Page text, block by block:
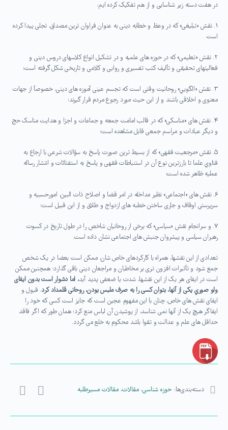
در هفت دسته زیر شناسایی و از هم تفکیک کرده ایم:
۱. نقش «تبلیغی» که در وعظ و خطابه دینی به عنوان فراوان ترین مصداق، تجلی پیدا کرده
است
٢. نقش «تعلیمی» که در حوزه های علمیه و در تشکیل انواع کلاسهای دروس دینی و
فعالیتهای تحقیقی و تألیف کتب تفسیری و روایی و کلامی و تاریخی شکل گرفته است؛
٣. نقش «الگويي» روحانیت وقتی است که تجسم عینی آموزه های دینی، خصوصآ از جهات
معنوی و اخلاقی باشند و از این حیث مورد رجوع مردم قرار گیرند؛
۴. نقش های «مناسکی» که در قالب امامت جمعه و جماعات و اجزا و هدایت مناسک حج
و دیگر عبادات و مراسم جمعی قابل مشاهده است؛
۵. نقش «مرجعیت فقهی» که از بسيط ترین صورت پاسخ به سؤالات شرعی با ارجاع به
فتاوي علما تا بارزترین نوع آن در استنباطات فقهی و پاسخ به استفتائات و انتشار رساله
عملیه ظاهر شده است؛
۶. نقش های «اجتماعی» نظير مداخله در امر قضا و اصلاح ذات البین، امورحسبیه و
سرپرستی اوقاف و جاری ساختن خطبه های ازدواج و طلاق و از این قبيل است؛
۷. و سرانجام نقش «سیاسی» که برخی از روحانیان شاخص را در طول تاریخ در کسوت
رهبران سیاسی و پیشروان جنبش های اجتماعی نشان داده است.
تعدادی از این نقشها، همراه با کارکردهای خاص شان، ممکن است بعضا در یک شخص
جمع شود و تأثيرات افزون تری بر مخاطبان و مراجعان دینی باقی گذارد؛ همچنین ممکن
است در ایفای هر یک از این نقشها، شدت یا ضعفی پدید آید، اما دشوار است بدون ایفای
ولو صوري یکی از آنها، بتوان کسی را به صرف ملبس بودن، روحانی قلمداد کرد. قبول و
ایفای نقش های خاص، چنان با این مفهوم عجین است که جایز است کسی که خود را
ایفاگر هیچ یک از آنها نمی شناسد، از پوشیدن آن لباس منع کرد؛ همان طور که اگر فاقد
حداقل های علم و عدالت و تقوا باشد محکوم به خلع می گردد.
دسته‌بندی‌ها: حوزه شناسی، مقالات، مقالات مسیرطلبه